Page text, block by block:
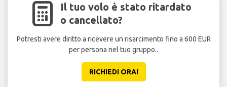
Il tuo volo è stato ritardato
o cancellato?
Potresti avere diritto a ricevere un risarcimento fino a 600 EUR
per persona nel tuo gruppo..
RICHIEDI ORA!